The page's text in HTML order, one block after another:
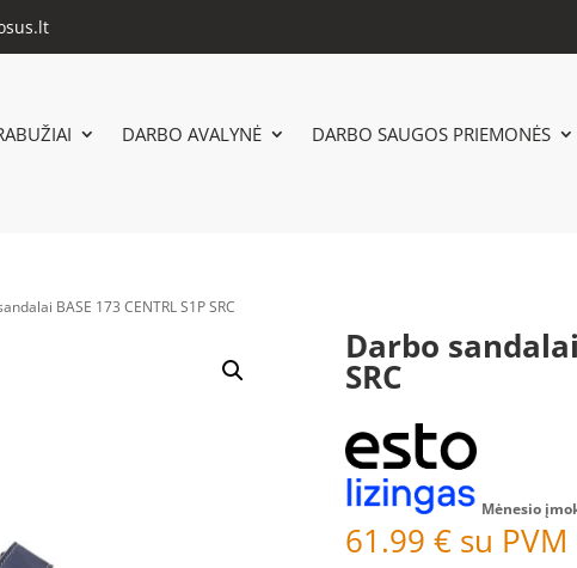
DARBO AVALYNĖ DARBO SAUGOS PRIEMONĖS
BASE 173 CENTRL S1P SRC
Darbo sandalai
SRC
Mėnesio
61.99 € su PVM